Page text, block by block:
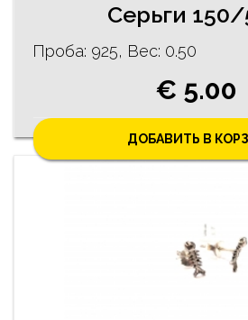
Серьги
Проба: 925, Bес: 0.50
€ 5.00
ДОБАВИТЬ В